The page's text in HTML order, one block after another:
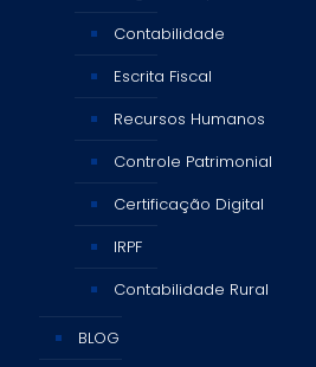
Contabilidade
Escrita Fiscal
Recursos Humanos
Controle Patrimonial
Certificação Digital
IRPF
Contabilidade Rural
BLOG